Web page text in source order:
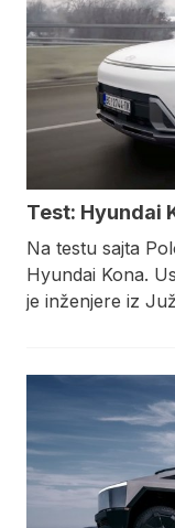
Test: Hyundai
Na testu sajta
Hyundai Kona.
je inženjere iz